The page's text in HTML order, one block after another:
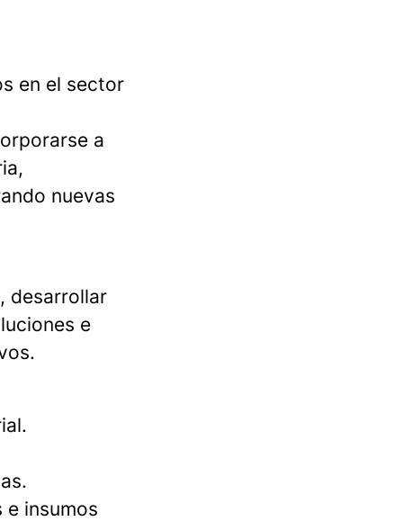
en el sector
a
nuevas
desarrollar
e
insumos